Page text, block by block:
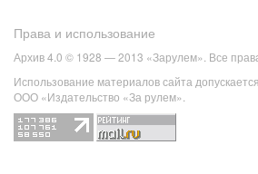
Права и использование
Архив 4.0 © 1928 — 2013 «Зарулем». Все
Использование материалов сайта
ООО «Издательство «За рулем».